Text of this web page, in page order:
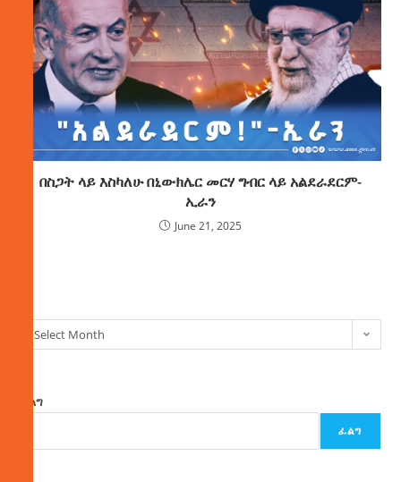
በስጋት ላይ እስካለሁ በኒውክሌር መርሃ ግብር ላይ አልደራደርም-
ኢራን
June 21, 2025
Select Month
ፈልግ
ፈልግ